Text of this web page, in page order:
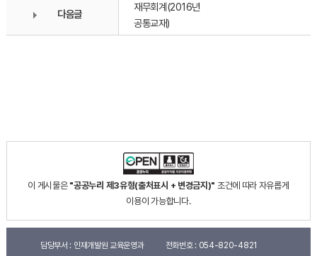
다음글
재무회계(2016년
공통교재)
이 게시물은 "공공누리 제3유형(출처표시 + 변경금지)" 조건에 따라 자유롭게
이용이 가능합니다.
담당부서 : 인재개발원 교육운영과 전화번호 : 054-820-4821